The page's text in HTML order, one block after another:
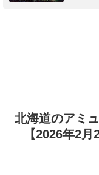
北海道のアミ
【2026年2